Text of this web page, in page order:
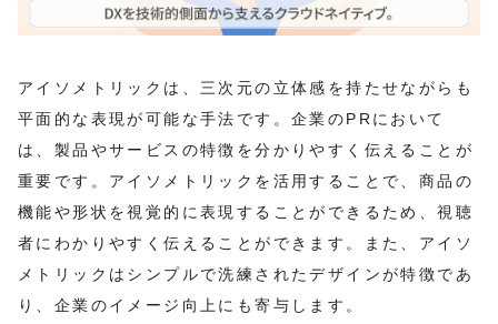
アイソメトリックは、三次元の立体感を持たせながらも
平面的な表現が可能な手法です。企業のPRにおいて
は、製品やサービスの特徴を分かりやすく伝えることが
重要です。アイソメトリックを活用することで、商品の
機能や形状を視覚的に表現することができるため、視聴
者にわかりやすく伝えることができます。また、アイソ
メトリックはシンプルで洗練されたデザインが特徴であ
り、企業のイメージ向上にも寄与します。